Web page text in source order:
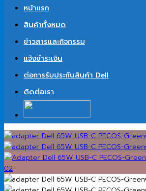
หน้าแรก
สินค้าทั้งหมด
ข่าวสารและกิจกรรม
แจ้งชำระเงิน
ต่อการรับประกันสินค้า Dell
ติดต่อเรา